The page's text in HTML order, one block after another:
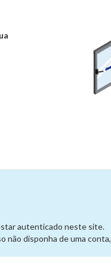
autenticado neste site.
não disponha de uma conta,